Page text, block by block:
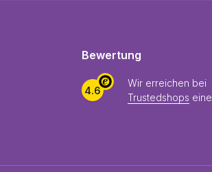
Bewertung
4.6
Wir erreichen bei
Trustedshops eine